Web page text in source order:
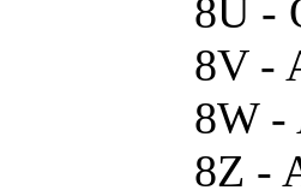
8U -
8V -
8W -
8Z -